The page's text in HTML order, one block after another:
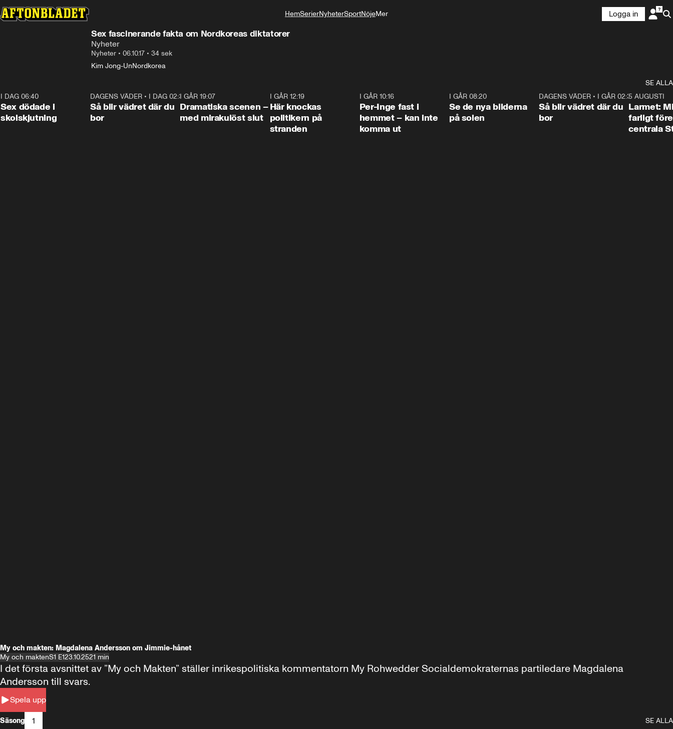
HemSerierNyheterSportNöjeMer
Logga in
Sex fascinerande fakta om Nordkoreas diktatorer
Nyheter
Nyheter • 06.10.17 • 34 sek
Kim Jong-UnNordkorea
SE ALLA
I DAG 06:40
Sex dödade i
skolskjutning
1:06
DAGENS VÄDER • I DAG 02:30
Så blir vädret där du
bor
I GÅR 19:07
Dramatiska scenen –
med mirakulöst slut
I GÅR 12:19
Här knockas
politikern på
stranden
I GÅR 10:16
Per-Inge fast i
hemmet – kan inte
komma ut
I GÅR 08:20
Se de nya bilderna
på solen
1:06
DAGENS VÄDER • I GÅR 02:30
Så blir vädret där du
bor
5 AUGUSTI
Larmet:
farligt
centrala
My och makten: Magdalena Andersson om Jimmie-hånet
My och maktenS1 E123.10.2521 min
Spela upp
I det första avsnittet av ”My och Makten” ställer inrikespolitiska kommentatorn My Rohwedder Socialdemokraternas partiledare Magdalena
Andersson till svars.
Säsong 1
SE ALLA